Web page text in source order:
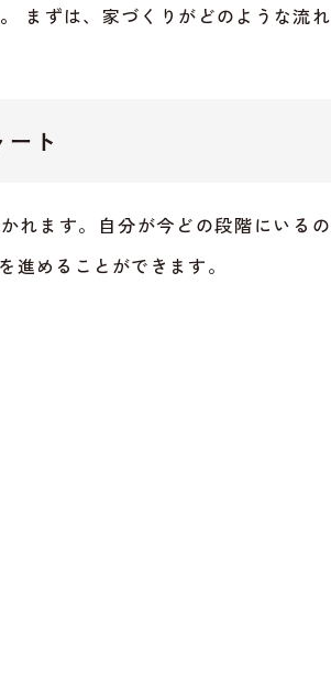
まずは、家づくりがどのような流れ
ト
れます。自分が今どの段階にいるの
進めることができます。